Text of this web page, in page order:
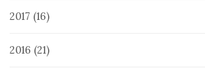
2017 (16)
2016 (21)